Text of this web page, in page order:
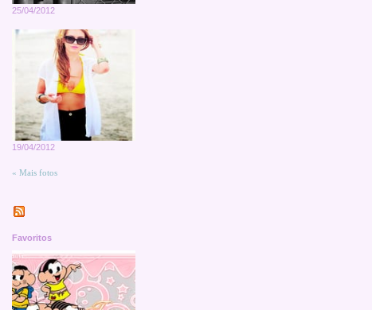
25/04/2012
19/04/2012
« Mais fotos
Favoritos